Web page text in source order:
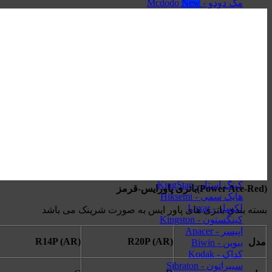
مک دودو - Mcdodo
کینگ استار - KingStar
هایک‌ سمی - Hiksemi
لکسار - Lexar
کینگستون - Kingston
اپیسر - Apacer
بیوین - Biwin
کداک - Kodak
سیبراتون - Sibraton
(Power Ace-Red)باتری پاورایس-قرمز
بسته بندی باتری های پاور ایس به صورت شرینک می باشد
مدل R20P (AR)
R14P (AR)